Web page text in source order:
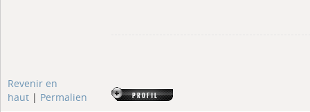
Revenir en
haut | Permalien